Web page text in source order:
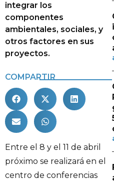
integrar los
componentes
ambientales, sociales, y
otros factores en sus
proyectos.
COMPARTIR
Entre el 8 y el 11 de abril
próximo se realizará en el
centro de conferencias